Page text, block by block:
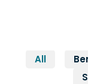
All